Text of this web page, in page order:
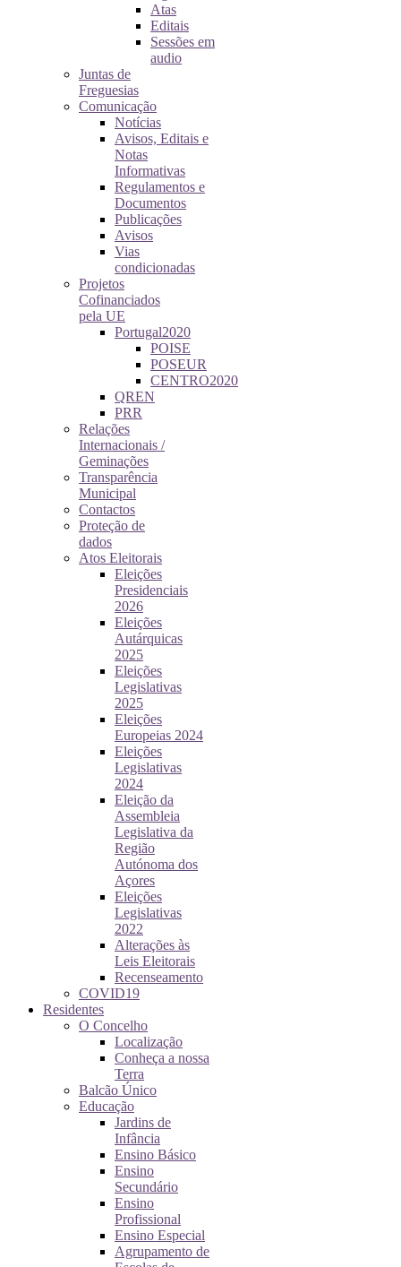
Atas
Editais
Sessões em
audio
Juntas de
Freguesias
Comunicação
Notícias
Avisos, Editais e
Notas
Informativas
Regulamentos e
Documentos
Publicações
Avisos
Vias
condicionadas
Projetos
Cofinanciados
pela UE
Portugal2020
POISE
POSEUR
CENTRO2020
QREN
PRR
Relações
Internacionais /
Geminações
Transparência
Municipal
Contactos
Proteção de
dados
Atos Eleitorais
Eleições
Presidenciais
2026
Eleições
Autárquicas
2025
Eleições
Legislativas
2025
Eleições
Europeias 2024
Eleições
Legislativas
2024
Eleição da
Assembleia
Legislativa da
Região
Autónoma dos
Açores
Eleições
Legislativas
2022
Alterações às
Leis Eleitorais
Recenseamento
COVID19
Residentes
O Concelho
Localização
Conheça a nossa
Terra
Balcão Único
Educação
Jardins de
Infância
Ensino Básico
Ensino
Secundário
Ensino
Profissional
Ensino Especial
Agrupamento de